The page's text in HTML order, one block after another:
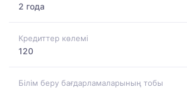
2 года
Кредиттер көлемі
120
Білім беру бағдарламаларының тобы